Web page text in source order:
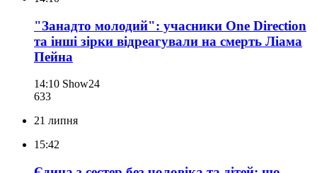
"Занадто молодий": учасники One Direction
та інші зірки відреагували на смерть Ліама
Пейна
14:10 Show24
633
21 липня
15:42